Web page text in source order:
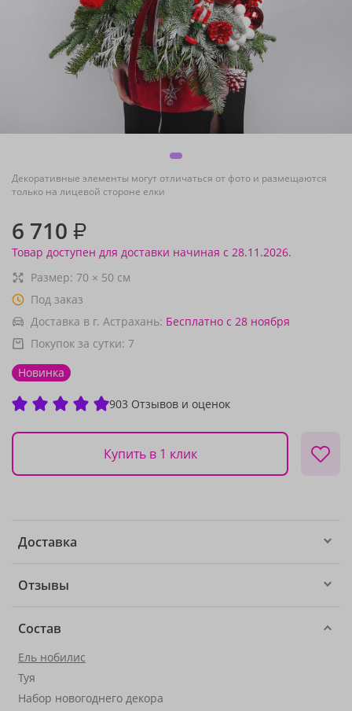
Декоративные элементы могут отличаться от фото и размещаются
только на лицевой стороне елки
6 710 ₽
Товар доступен для доставки начиная с 28.11.2026.
Размер: 70 × 50 см
Под заказ
Доставка в г. Астрахань: Бесплатно с 28 ноября
Покупок за сутки: 7
Новинка
903 Отзывов и оценок
Купить в 1 клик
Доставка
Отзывы
Состав
Ель нобилис
Туя
Набор новогоднего декора